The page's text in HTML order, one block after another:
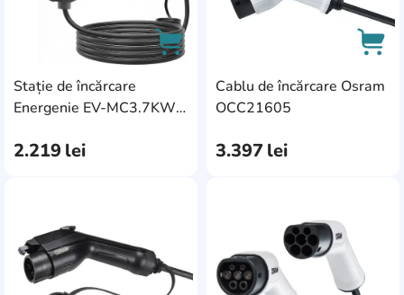
Stație de încărcare
Energenie EV-MC3.7KW-
2.219 lei
AddCardToCart
Cablu de încărcare Osram
OCC21605
3.397lei